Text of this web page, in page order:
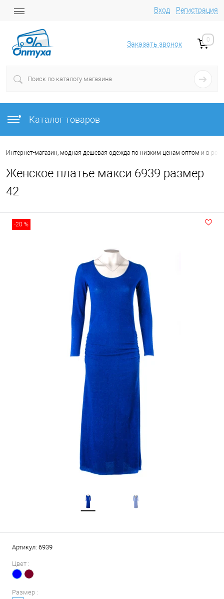
Вход Регистрация
Заказать звонок
0
Каталог товаров
Интернет-магазин, модная дешевая одежда по низким ценам оптом и в
Женское платье макси 6939 размер
42
-20 %
Артикул: 6939
Цвет :
Размер :